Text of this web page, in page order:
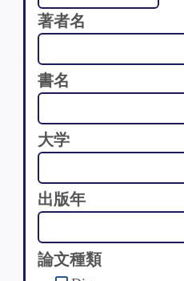
著者名
書名
大学
出版年
論文種類